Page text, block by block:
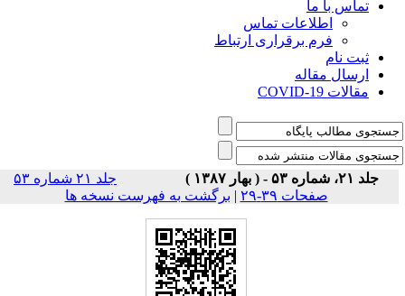
تماس با ما
اطلاعات تماس
فرم برقراری ارتباط
ثبت نام
ارسال مقاله
مقالات COVID-19
جلد ۲۱، شماره ۵۳ - ( بهار ۱۳۸۷ )
جلد ۲۱ شماره ۵۳
صفحات ۳۹-۲۹
|برگشت به فهرست نسخه ها